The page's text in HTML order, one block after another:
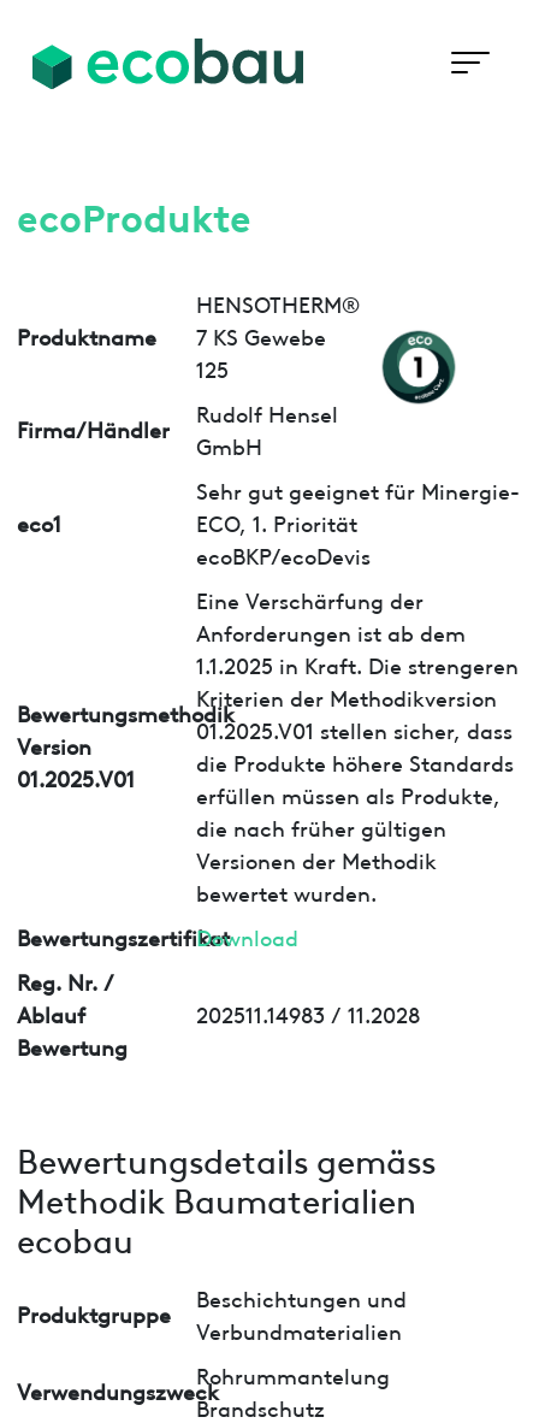
ecoProdukte
Produktname
HENSOTHERM®
7 KS Gewebe
125
Firma/Händler
Rudolf Hensel
GmbH
eco1
Sehr gut geeignet für Minergie-
ECO, 1. Priorität
ecoBKP/ecoDevis
Bewertungsmethodik
Version
01.2025.V01
Eine Verschärfung der
Anforderungen ist ab dem
1.1.2025 in Kraft. Die strengeren
Kriterien der Methodikversion
01.2025.V01 stellen sicher, dass
die Produkte höhere Standards
erfüllen müssen als Produkte,
die nach früher gültigen
Versionen der Methodik
bewertet wurden.
BewertungszertifikatDownload
Reg. Nr. /
Ablauf
Bewertung
202511.14983 / 11.2028
Bewertungsdetails gemäss
Methodik Baumaterialien
ecobau
Produktgruppe
Beschichtungen und
Verbundmaterialien
Verwendungszweck
Rohrummantelung
Brandschutz